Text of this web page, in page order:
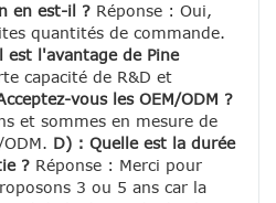
en est-il ? Réponse : Oui,
quantités de commande.
est l'avantage de Pine
capacité de R&D et
vous les OEM/ODM ?
et sommes en mesure de
D) : Quelle est la durée
? Réponse : Merci pour
3 ou 5 ans car la